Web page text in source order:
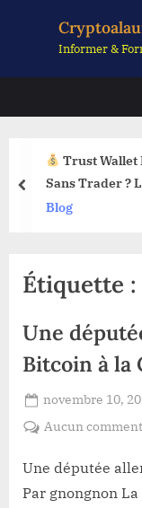
Informer &
Trust Wallet
Sans Trader ?
Blog
prev
Étiquette :
Une
Bitcoin à la
Posted
on
novembre 10,
Aucun
Une députée
Par gnongnon